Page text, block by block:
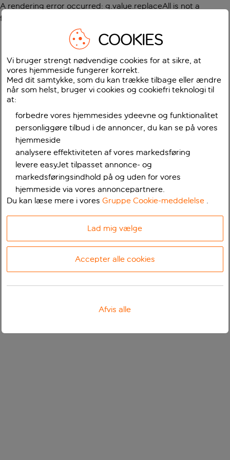
A rendering error occurred: g.value.replaceAll is not a
function
COOKIES
Vi bruger strengt nødvendige cookies for at sikre, at
vores hjemmeside fungerer korrekt.
Med dit samtykke, som du kan trække tilbage eller ændre
når som helst, bruger vi cookies og cookiefri teknologi til
at:
forbedre vores hjemmesides ydeevne og funktionalitet
personliggøre tilbud i de annoncer, du kan se på vores
hjemmeside
analysere effektiviteten af vores markedsføring
levere easyJet tilpasset annonce- og
markedsføringsindhold på og uden for vores
hjemmeside via vores annoncepartnere.
Du kan læse mere i voresGruppe Cookie-meddelelse .
Lad mig vælge
Accepter alle cookies
Afvis alle